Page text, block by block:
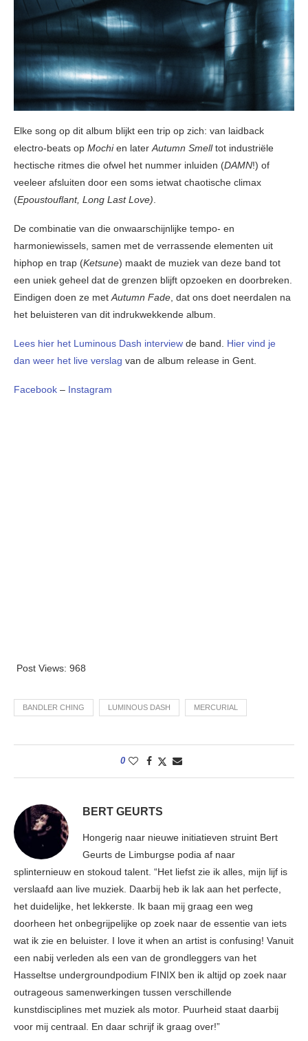
Elke song op dit album blijkt een trip op zich: van laidback
electro-beats op Mochien laterAutumn Smelltot industriële
hectische ritmes die ofwel het nummer inluiden (DAMN!) of
veeleer afsluiten door een soms ietwat chaotische climax
(Epoustouflant, Long Last Love).
De combinatie van die onwaarschijnlijke tempo- en
harmoniewissels, samen met de verrassende elementen uit
hiphop en trap (Ketsune) maakt de muziek van deze band tot
een uniek geheel dat de grenzen blijft opzoeken en doorbreken.
Eindigen doen ze metAutumn Fade, dat ons doet neerdalen na
het beluisteren van dit indrukwekkende album.
Lees hier het Luminous Dash interview de band. Hier vind je
dan weer het live verslag van de album release in Gent.
Facebook – Instagram
Post Views: 968
BANDLER CHING LUMINOUS DASH MERCURIAL
0
BERT GEURTS
Hongerig naar nieuwe initiatieven struint Bert
Geurts de Limburgse podia af naar
splinternieuw en stokoud talent. “Het liefst zie ik alles, mijn lijf is
verslaafd aan live muziek. Daarbij heb ik lak aan het perfecte,
het duidelijke, het lekkerste. Ik baan mij graag een weg
doorheen het onbegrijpelijke op zoek naar de essentie van iets
wat ik zie en beluister. I love it when an artist is confusing! Vanuit
een nabij verleden als een van de grondleggers van het
Hasseltse undergroundpodium FINIX ben ik altijd op zoek naar
outrageous samenwerkingen tussen verschillende
kunstdisciplines met muziek als motor. Puurheid staat daarbij
voor mij centraal. En daar schrijf ik graag over!”